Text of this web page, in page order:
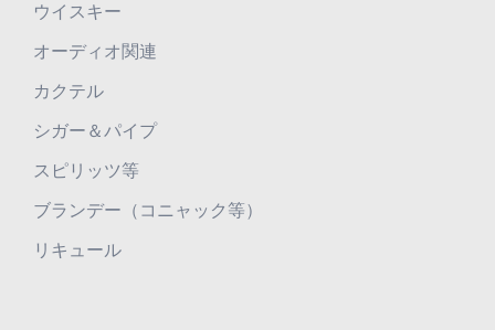
ウイスキー
オーディオ関連
カクテル
シガー＆パイプ
スピリッツ等
ブランデー（コニャック等）
リキュール